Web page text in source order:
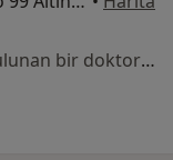
Bu kurumda online uygunluğu bulunan bir doktor veya uzman bulunamadı